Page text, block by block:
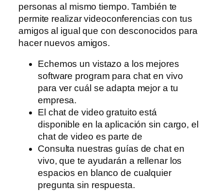
personas al mismo tiempo. También te
permite realizar videoconferencias con tus
amigos al igual que con desconocidos para
hacer nuevos amigos.
Echemos un vistazo a los mejores
software program para chat en vivo
para ver cuál se adapta mejor a tu
empresa.
El chat de video gratuito está
disponible en la aplicación sin cargo, el
chat de video es parte de
Consulta nuestras guías de chat en
vivo, que te ayudarán a rellenar los
espacios en blanco de cualquier
pregunta sin respuesta.